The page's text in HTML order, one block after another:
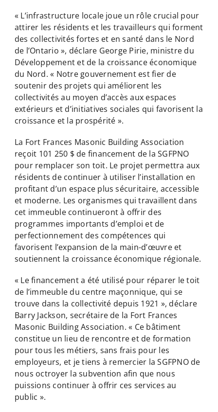
« L’infrastructure locale joue un rôle crucial pour
attirer les résidents et les travailleurs qui forment
des collectivités fortes et en santé dans le Nord
de l’Ontario », déclare George Pirie, ministre du
Développement et de la croissance économique
du Nord. « Notre gouvernement est fier de
soutenir des projets qui améliorent les
collectivités au moyen d’accès aux espaces
extérieurs et d’initiatives sociales qui favorisent la
croissance et la prospérité ».
La Fort Frances Masonic Building Association
reçoit 101 250 $ de financement de la SGFPNO
pour remplacer son toit. Le projet permettra aux
résidents de continuer à utiliser l’installation en
profitant d’un espace plus sécuritaire, accessible
et moderne. Les organismes qui travaillent dans
cet immeuble continueront à offrir des
programmes importants d’emploi et de
perfectionnement des compétences qui
favorisent l’expansion de la main-d’œuvre et
soutiennent la croissance économique régionale.
« Le financement a été utilisé pour réparer le toit
de l’immeuble du centre maçonnique, qui se
trouve dans la collectivité depuis 1921 », déclare
Barry Jackson, secrétaire de la Fort Frances
Masonic Building Association. « Ce bâtiment
constitue un lieu de rencontre et de formation
pour tous les métiers, sans frais pour les
employeurs, et je tiens à remercier la SGFPNO de
nous octroyer la subvention afin que nous
puissions continuer à offrir ces services au
public ».